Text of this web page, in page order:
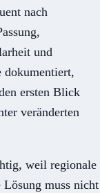
nach
und
dokumentiert,
ersten Blick
veränderten
weil regionale
Lösung muss nicht